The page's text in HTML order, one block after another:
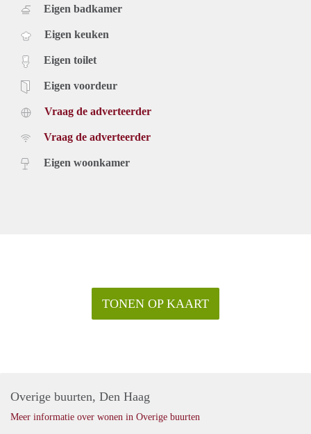
Eigen badkamer
Eigen keuken
Eigen toilet
Eigen voordeur
Vraag de adverteerder
Vraag de adverteerder
Eigen woonkamer
TONEN OP KAART
Overige buurten, Den Haag
Meer informatie over wonen in Overige buurten